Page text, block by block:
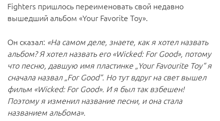
Fighters пришлось переименовать свой недавно
вышедший альбом «Your Favorite Toy».
Он сказал: «На самом деле, знаете, как я хотел назвать
альбом? Я хотел назвать его «Wicked: For Good», потому
что песню, давшую имя пластинке „Your Favourite Toy“ я
сначала назвал „For Good“. Но тут вдруг на свет вышел
фильм «Wicked: For Good». И я был так взбешен!
Поэтому я изменил название песни, и она стала
названием альбома».